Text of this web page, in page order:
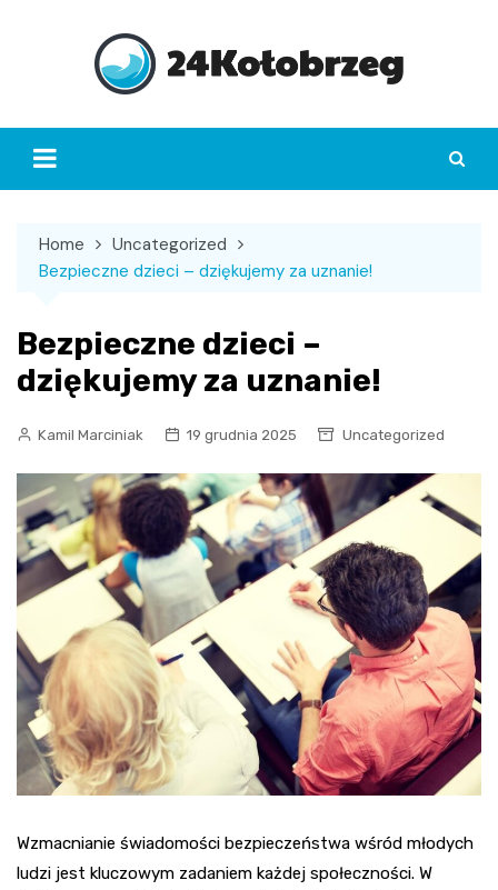
Home
Uncategorized
Bezpieczne dzieci – dziękujemy za uznanie!
Bezpieczne dzieci –
dziękujemy za uznanie!
Kamil Marciniak 19 grudnia 2025 Uncategorized
Wzmacnianie świadomości bezpieczeństwa wśród młodych
ludzi jest kluczowym zadaniem każdej społeczności. W